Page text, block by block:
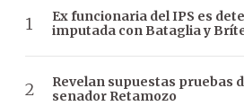
Ex funcionaria del IPS es
imputada con Bataglia y
Revelan supuestas pruebas
senador Retamozo